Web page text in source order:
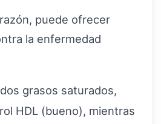
puede ofrecer
la enfermedad
grasos saturados,
HDL (bueno), mientras